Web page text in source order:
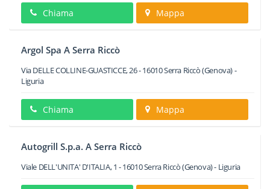
Chiama Mappa
Argol Spa A Serra Riccò
Via DELLE COLLINE-GUASTICCE, 26-16010Serra Riccò(Genova) -
Liguria
Chiama Mappa
Autogrill S.p.a. A Serra Riccò
Viale DELL'UNITA' D'ITALIA, 1 -16010Serra Riccò(Genova) - Liguria